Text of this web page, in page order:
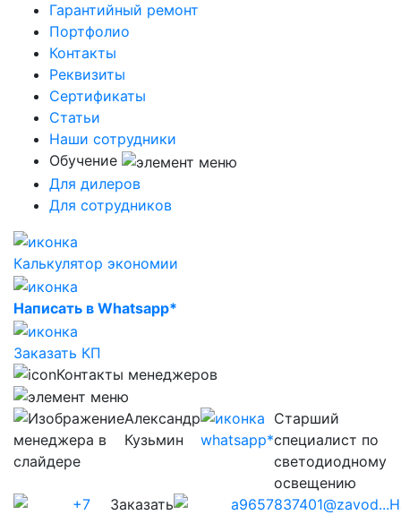
Гарантийный ремонт
Портфолио
Контакты
Реквизиты
Сертификаты
Статьи
Наши сотрудники
Обучение
Для дилеров
Для сотрудников
Калькулятор экономии
Написать в Whatsapp*
Заказать КП
Контакты менеджеров
Александр
Кузьмин
Старший
специалист по
светодиодному
освещению
+7
Заказать
a9657837401@zavod...